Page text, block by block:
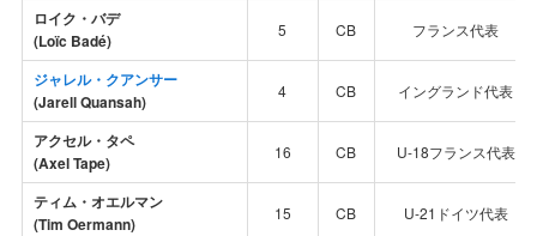
ロイク・バデ
(Loïc Badé)
5 CB フランス代表
ジャレル・クアンサー
(Jarell Quansah)
4 CB イングランド代表
アクセル・タペ
(Axel Tape)
16 CB U-18フランス代表
ティム・オエルマン
(Tim Oermann)
15 CB U-21ドイツ代表